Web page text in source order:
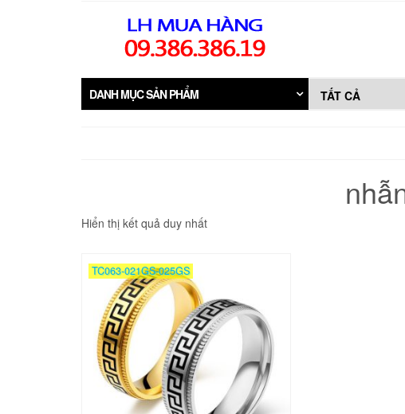
DANH MỤC SẢN PHẨM
Hiển thị kết quả duy nhất
TC063-021GS-025GS